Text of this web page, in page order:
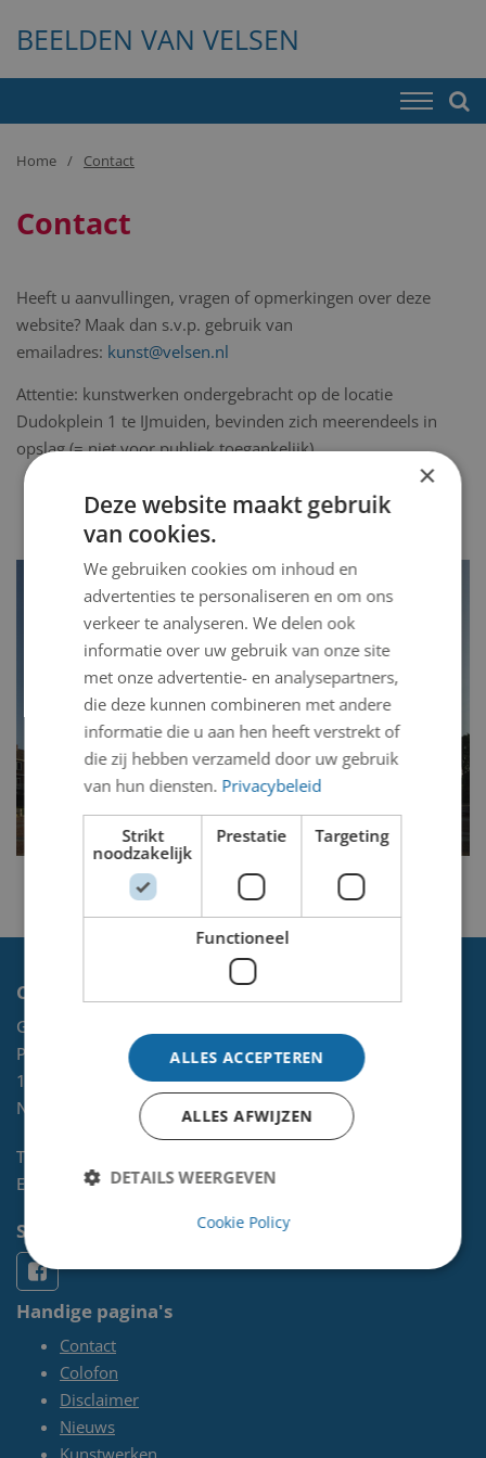
BEELDEN VAN VELSEN
Home Contact
Contact
Heeft u aanvullingen, vragen of opmerkingen over deze
website? Maak dan s.v.p. gebruik van
emailadres: kunst@velsen.nl
Attentie: kunstwerken ondergebracht op de locatie
Dudokplein 1 te IJmuiden, bevinden zich meerendeels in
opslag (= niet voor publiek toegankelijk).
Contact
Gemeente Velsen
Postbus 465
1970 AL
IJMUIDEN
NL
Telefoon:
E-mail:
kunst@velsen.nl
Socials
Handige pagina's
Contact
Colofon
Disclaimer
Nieuws
×
Deze website maakt gebruik
van cookies.
We gebruiken cookies om inhoud en
advertenties te personaliseren en om ons
verkeer te analyseren. We delen ook
informatie over uw gebruik van onze site
met onze advertentie- en analysepartners,
die deze kunnen combineren met andere
informatie die u aan hen heeft verstrekt of
die zij hebben verzameld door uw gebruik
van hun diensten. Privacybeleid
Strikt
noodzakelijk
Prestatie Targeting
Functioneel
ALLES ACCEPTEREN
ALLES AFWIJZEN
DETAILS WEERGEVEN
Cookie Policy